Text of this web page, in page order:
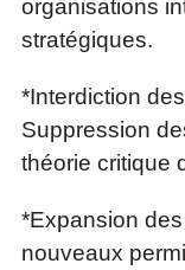
organisations
stratégiques.
*Interdiction
Suppression
théorie critique
*Expansion
nouveaux